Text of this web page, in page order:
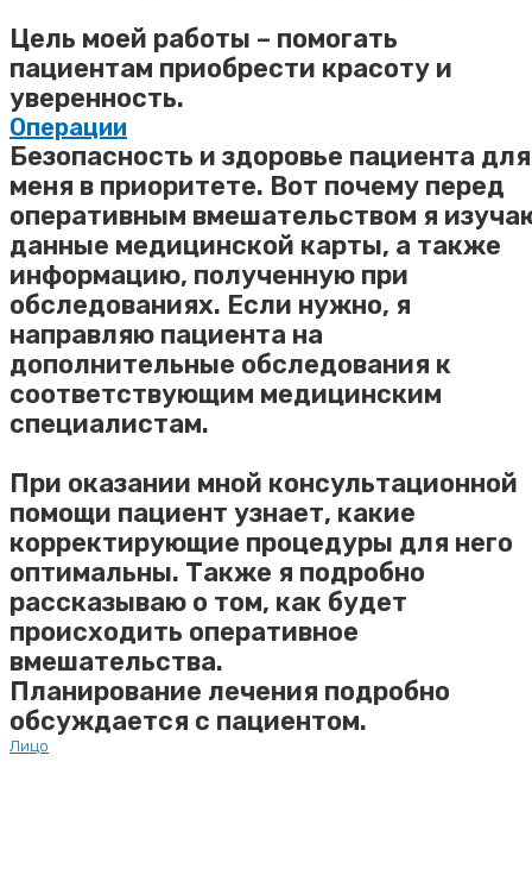
Цель моей работы – помогать
пациентам приобрести красоту и
уверенность.
Операции
Безопасность и здоровье пациента для
меня в приоритете. Вот почему перед
оперативным вмешательством я
данные медицинской карты, а также
информацию, полученную при
обследованиях. Если нужно, я
направляю пациента на
дополнительные обследования к
соответствующим медицинским
специалистам.
При оказании мной консультационной
помощи пациент узнает, какие
корректирующие процедуры для него
оптимальны. Также я подробно
рассказываю о том, как будет
происходить оперативное
вмешательства.
Планирование лечения подробно
обсуждается с пациентом.
Лицо